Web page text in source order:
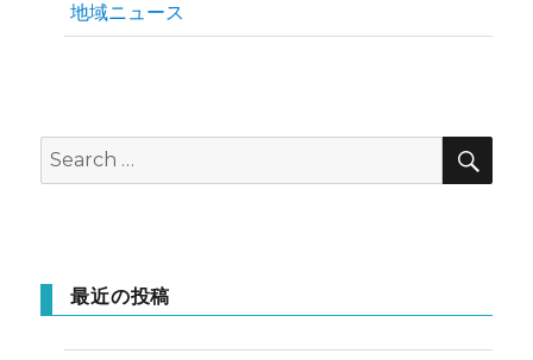
地域ニュース
Search
for:
最近の投稿